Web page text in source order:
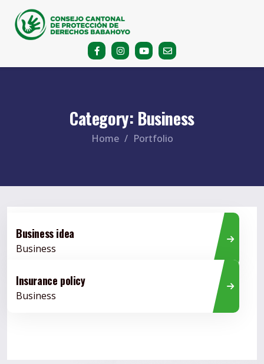
Category: Business
Home Portfolio
Business idea
Business
Insurance policy
Business